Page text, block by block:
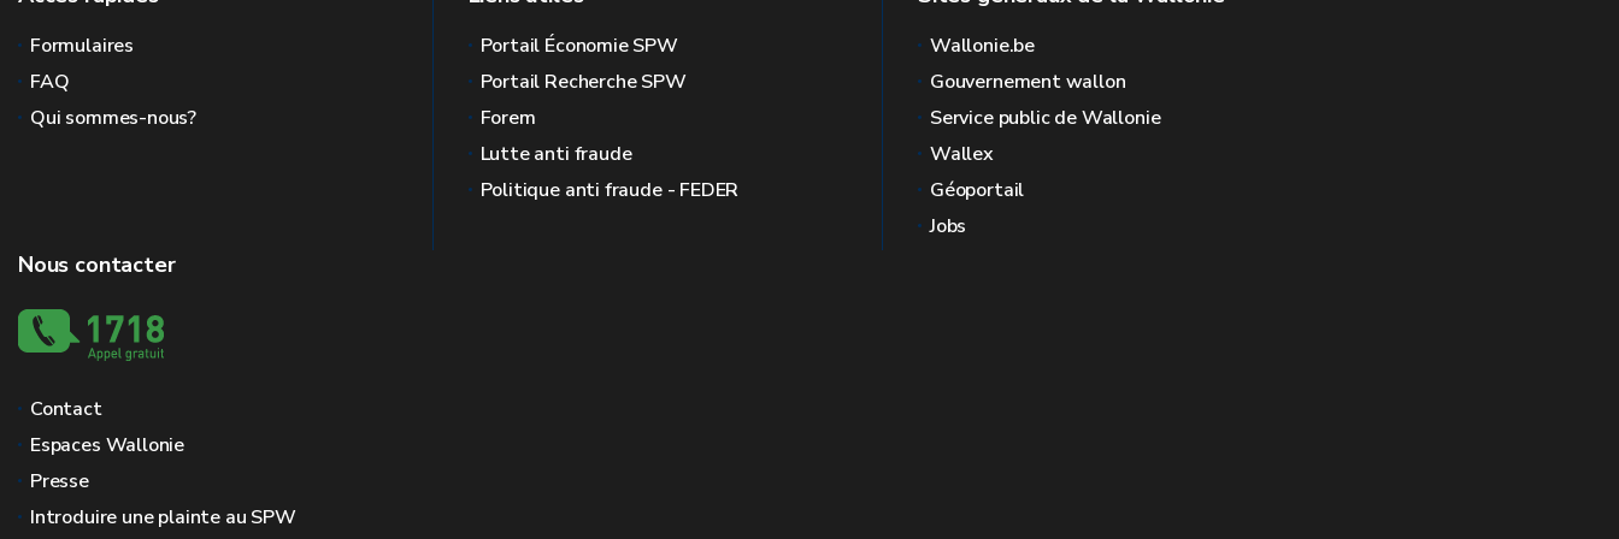
Formulaires
FAQ
Qui sommes-nous?
Portail Économie SPW
Portail Recherche SPW
Forem
Lutte anti fraude
Politique anti fraude - FEDER
Wallonie.be
Gouvernement wallon
Service public de Wallonie
Wallex
Géoportail
Jobs
Nous contacter
Contact
Espaces Wallonie
Presse
Introduire une plainte au SPW